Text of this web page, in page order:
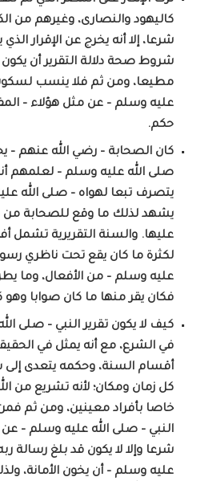
كاليهود والنصارى، وغيرهم من
شرعا، إلا أنه يخرج عن الإقرار
شروط صحة دلالة التقرير أن
مطيعا، ومن ثم فلا ينسب لسكوت
عليه وسلم – عن مثل هؤلاء –
حكم.
كان الصحابة – رضي الله عنهم –
صلى الله عليه وسلم – لعلمهم أنه
يتصرف تبعا لهواه – صلى الله
يشهد لذلك ما وقع للصحابة من
عليها. والسنة التقريرية تشمل
لكثرة ما كان يقع تحت ناظري
عليه وسلم – من الأفعال، وما
فكان يقر منها ما كان صوابا وهو
كيف لا يكون تقرير النبي – صلى
في الشرع، مع أنه يمثل في
أقسام السنة، وحكمه يتعدى إلى
كل زمان ومكان؛ لأنه تشريع من
خاصا بأفراد معينين، ومن ثم
النبي – صلى الله عليه وسلم –
شرعا وإلا لا يكون قد بلغ رسالة
عليه وسلم – أن يخون الأمانة،